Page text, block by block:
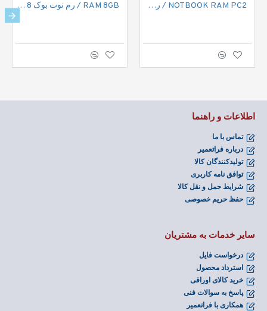
NOTBOOK RAM PC2 / رم نوت بوک PC2 RAM 8GB / رم نوت بوک 8 گیگا بایت
اطلاعات و راهنما
تماس با ما
درباره فراتعمیر
تولیدکنندگان کالا
توافق نامه کاربری
شرایط حمل و نقل کالا
حفظ حریم خصوصی
سایر خدمات به مشتریان
درخواست فایل
استرداد محصول
خرید کالای اوراقی
پاسخ به سوالات فنی
همکاری با فراتعمیر